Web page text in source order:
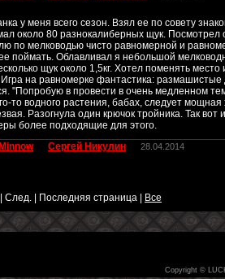
у меня всего сезон. Взял ее по совету
около 80 разнокалиберных щук.
по мелководью чисто равномерной и
поймать. Облавливал я небольшой
щук около 1,5кг. Хотел поменять
на равномерке фантастика: размашистые
"Попробую в провести в очень медленном
то водного растения, бабах, следует
Разогнула один крючок тройника. Так
более подходящие для этого.
Сергей Никулин 28.04.2014
| След. | Последняя страница | Все
Copyright ©